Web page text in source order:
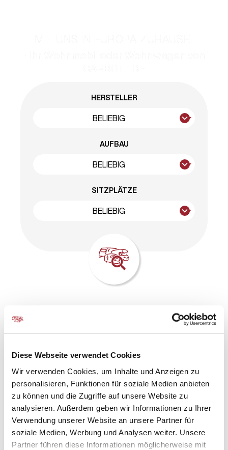
Diese Webseite verwendet Cookies
Wir verwenden Cookies, um Inhalte und Anzeigen zu
personalisieren, Funktionen für soziale Medien anbieten
zu können und die Zugriffe auf unsere Website zu
analysieren. Außerdem geben wir Informationen zu Ihrer
Verwendung unserer Website an unsere Partner für
soziale Medien, Werbung und Analysen weiter. Unsere
Partner führen diese Informationen möglicherweise mit
HERSTELLER
AUFBAU
SITZPLÄTZE
MOBIL REISEN MIT EINEM
- Voller Service von CARBOTEC -
Mit Ihrer Entscheidung für ein Wohnmobil oder einen
Wohnwagen von CARBOTEC erwerben Sie mehr als nur
ein Freizeitfahrzeug. Wir verstehen unser Handwerk und
überzeugen auch nach dem Kauf mit Beratung, Zubehör,
Wartungs- und Reparaturarbeiten.